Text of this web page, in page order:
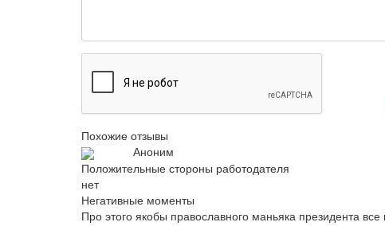
Похожие отзывы
Аноним
Положительные стороны работодателя
нет
Негативные моменты
Про этого якобы православного маньяка президента